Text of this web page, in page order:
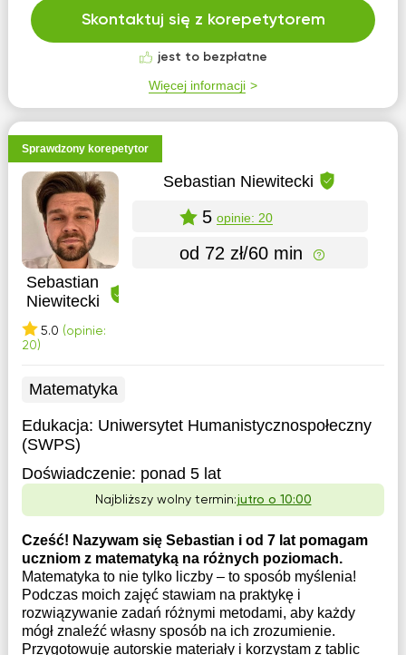
Skontaktuj się z korepetytorem
jest to bezpłatne
Więcej informacji
Sprawdzony korepetytor
Sebastian
Niewitecki
5.0 (opinie:
20)
Sebastian Niewitecki
5 opinie: 20
od 72 zł/60 min
Matematyka
Edukacja: Uniwersytet Humanistycznospołeczny
(SWPS)
Doświadczenie: ponad 5 lat
Najbliższy wolny termin:jutro o 10:00
Cześć! Nazywam się Sebastian i od 7 lat pomagam
uczniom z matematyką na różnych poziomach.
Matematyka to nie tylko liczby – to sposób myślenia!
Podczas moich zajęć stawiam na praktykę i
rozwiązywanie zadań różnymi metodami, aby każdy
mógł znaleźć własny sposób na ich zrozumienie.
Przygotowuję autorskie materiały i korzystam z tablic